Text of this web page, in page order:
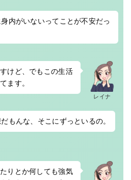
内がいないってことが不安だっ
レイナ
けど、でもこの生活
ます。
もんな、そこにずっといるの。
りとか何しても強気